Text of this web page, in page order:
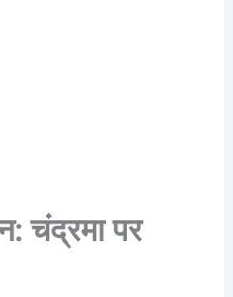
चंद्रमा पर